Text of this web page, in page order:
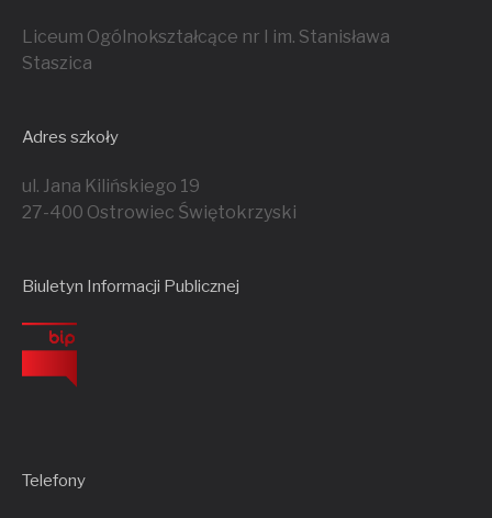
Liceum Ogólnokształcące nr I im. Stanisława
Staszica
Adres szkoły
ul. Jana Kilińskiego 19
27-400 Ostrowiec Świętokrzyski
Biuletyn Informacji Publicznej
Telefony